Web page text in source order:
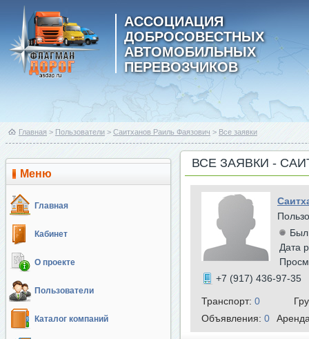
АССОЦИАЦИЯ
ДОБРОСОВЕСТНЫХ
АВТОМОБИЛЬНЫХ
ПЕРЕВОЗЧИКОВ
Главная > Пользователи > Саитханов Раиль Фаязович > Все заявки
Меню
Главная
Кабинет
О проекте
Пользователи
Каталог компаний
ВСЕ ЗАЯВКИ -
Был
Дата
+7 (917) 436-97-35
Транспорт: 0
Объявления: 0